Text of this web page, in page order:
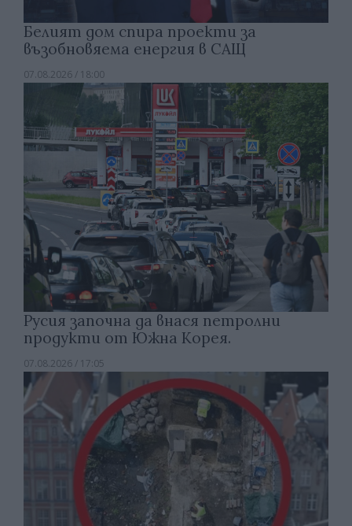
Белият дом спира проекти за
възобновяема енергия в САЩ
07.08.2026 / 18:00
Русия започна да внася петролни
продукти от Южна Корея.
07.08.2026 / 17:05